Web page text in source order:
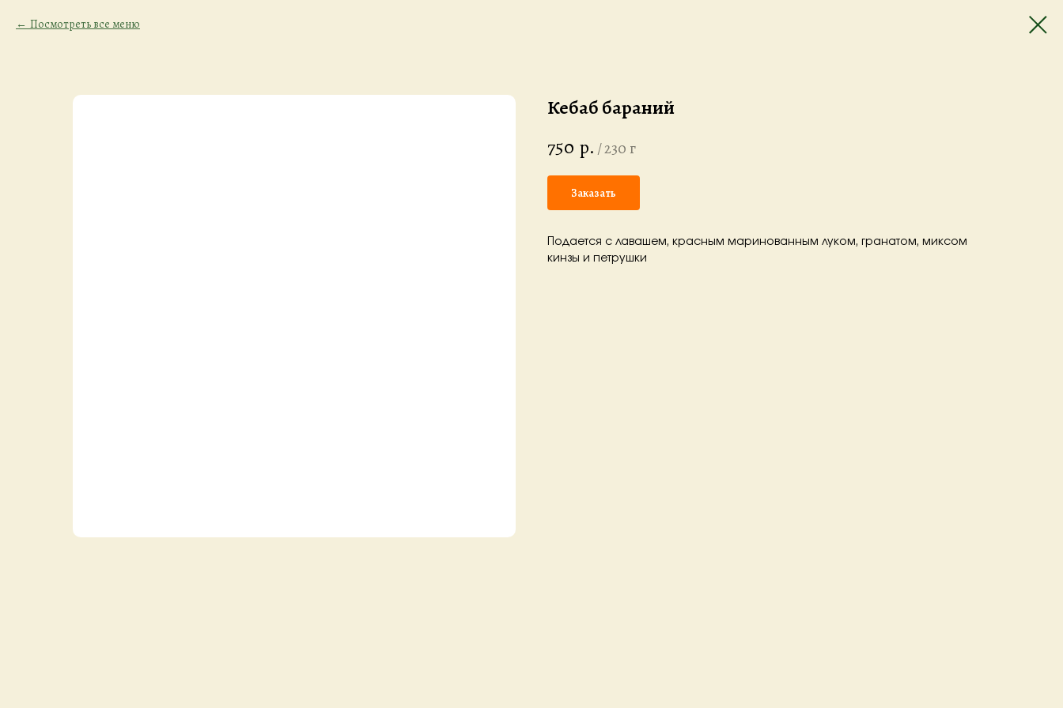
Посмотреть все меню
Кебаб бараний
750 р. /230 г
Заказать
Подается с лавашем, красным маринованным луком, гранатом, миксом
кинзы и петрушки